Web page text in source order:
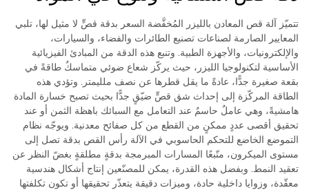
تتميّز آلة قص المعادن بالليزر المُخفَّضة السعر بدقة قصٍّ لا مثيل لها، تلبي
المعايير الصارمة لصناعات تصنيع الطائرات والفضاء، والسيارات،
والإلكترونيات، والأجهزة الطبية. وتنبع هذه الدقة من المبادئ الفيزيائية
الأساسية لتكنولوجيا الليزر، حيث يركّز شعاع ضوئي متماسكٌ طاقةً في
بقعة صغيرة جدًّا، عادةً ما يقل قطرها عن نصف ملليمتر. وتؤدي هذه
الطاقة المركّزة إلى إحداث شق قصٍّ ضيّقٍ جدًّا بحيث تصبح خسارة المادة
هامشيةً، وهي عاملٌ حاسمٌ عند التعامل مع السبائك باهظة الثمن أو عند
تحقيق أقصى عددٍ ممكنٍ من القطع من كل صفائح معدنية. ويوجّه نظام
التموضع الخاضع للتحكم الحاسوبي في الآلة رأس القص بدقة تصل إلى
مستوى الميكرون، متّبعًا المسارات المبرمجة بدقةٍ مطلقةٍ بغضّ النظر عن
تعقيد النمط. وبفضل هذه القدرة، يمكن للمصنّعين إنتاج أشكال هندسية
معقّدة، وزوايا داخلية حادة، وميزات دقيقة يتعذّر تحقيقها أو تكون تكلفتها